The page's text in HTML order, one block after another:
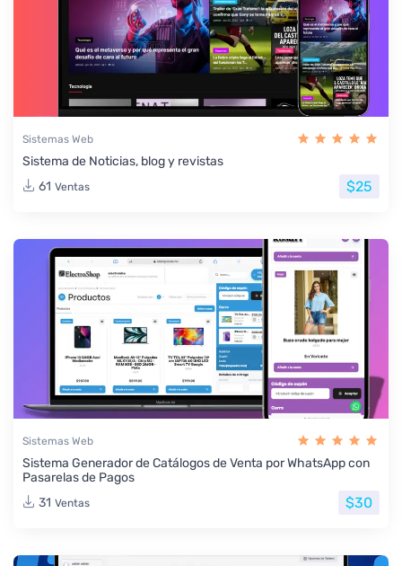
Sistemas Web
Sistema de Noticias, blog y revistas
61 Ventas $25
Sistemas Web
Sistema Generador de Catálogos de Venta por WhatsApp con
Pasarelas de Pagos
31 Ventas $30